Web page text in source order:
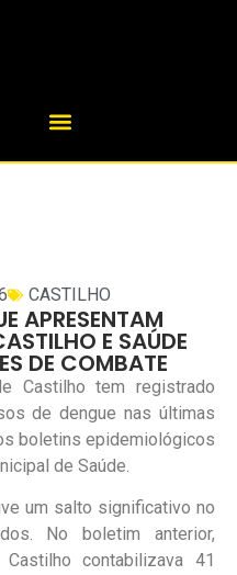
CASTILHO
APRESENTAM
E SAÚDE
DE COMBATE
Castilho tem registrado
de dengue nas últimas
boletins epidemiológicos
de Saúde.
um salto significativo no
No boletim anterior,
contabilizava 41